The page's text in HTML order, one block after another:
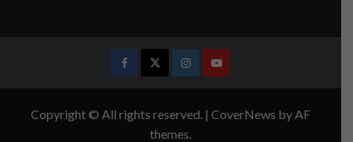
FacebookTwitterInstagramYoutube
Copyright © All rights reserved. | CoverNews by AF
themes.